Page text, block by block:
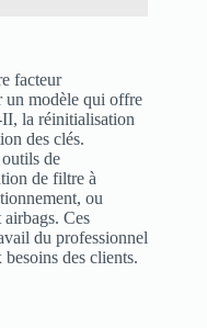
facteur
un modèle qui offre
la réinitialisation
des clés.
de
de filtre à
ou
Ces
du professionnel
des clients.